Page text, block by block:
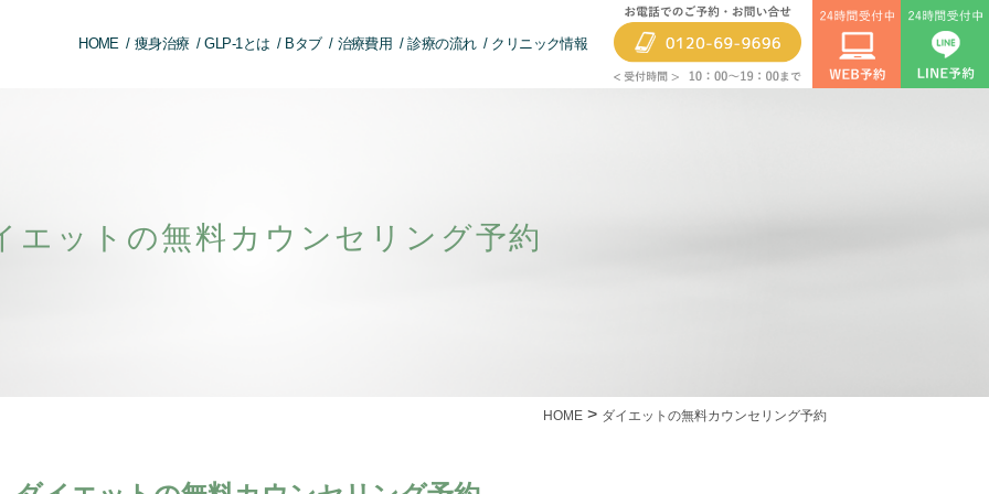
HOME 痩身治療 GLP-1とは Bタブ 治療費用 診療の流れ クリニック情報
エットの無料カウンセリング予約
HOME > ダイエットの無料カウンセリング予約